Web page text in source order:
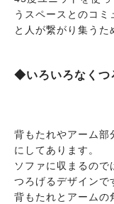
うスペースとのコミ
と人が繋がり集うた
◆いろいろなくつ
背もたれやアーム部
にしてあります。
ソファに収まるので
つろげるデザインで
背もたれとアームの